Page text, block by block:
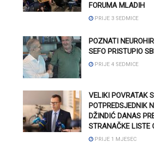
FORUMA MLADIH
PRIJE 3 SEDMICE
POZNATI
SEFO PRISTUPIO
PRIJE 4 SEDMICE
VELIKI POVRATAK
POTPREDSJEDNIK
DŽINDIĆ DANAS
STRANAČKE LISTE
PRIJE 1 MJESEC